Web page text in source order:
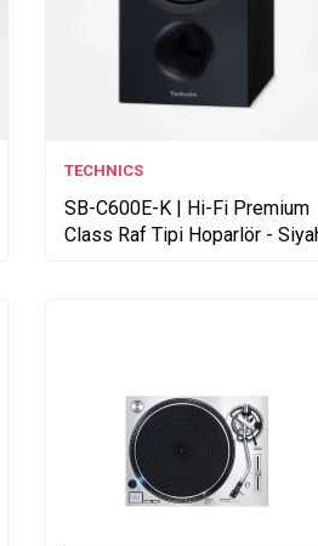
TECHNICS
SB-C600E-K | Hi-Fi Premium
Class Raf Tipi Hoparlör -